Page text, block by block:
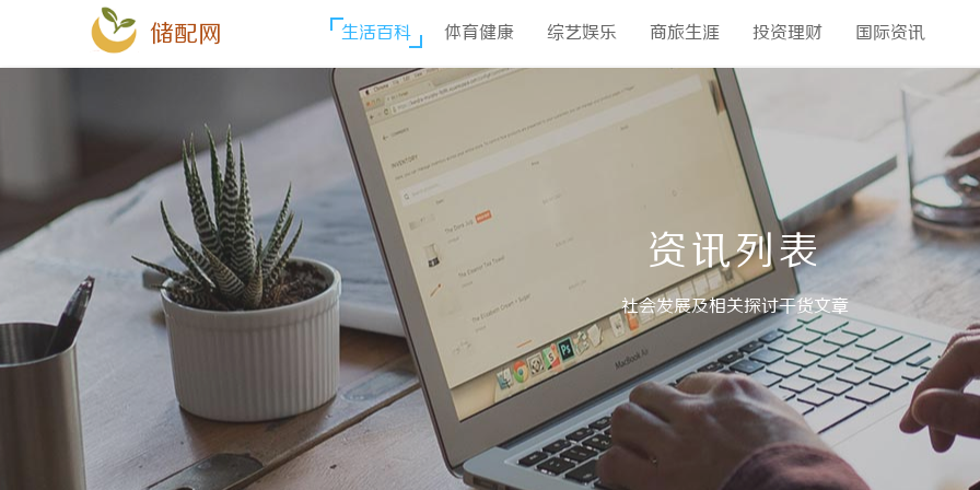
储配网 生活百科 体育健康 综艺娱乐 商旅生涯 投资理财 国际资讯
资讯列表
社会发展及相关探讨干货文章